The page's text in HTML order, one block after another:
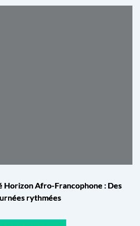
Horizon Afro-Francophone : Des
rythmées